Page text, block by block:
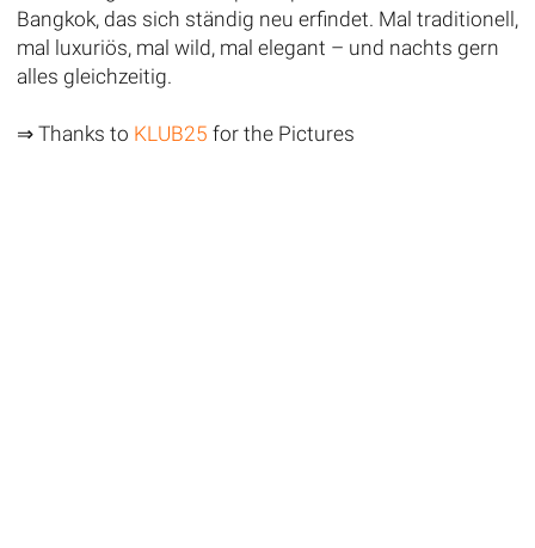
Bangkok, das sich ständig neu erfindet. Mal traditionell,
mal luxuriös, mal wild, mal elegant – und nachts gern
alles gleichzeitig.
⇒ Thanks to KLUB25 for the Pictures